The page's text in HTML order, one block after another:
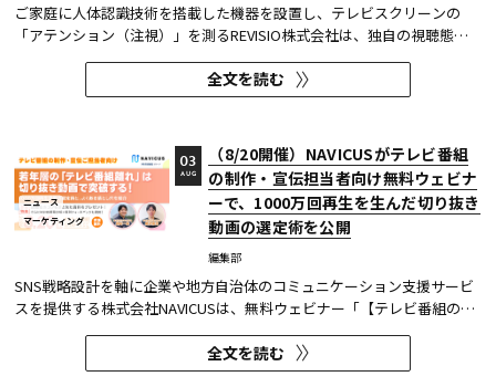
ご家庭に人体認識技術を搭載した機器を設置し、テレビスクリーンの
「アテンション（注視）」を測るREVISIO株式会社は、独自の視聴態勢
データを基に「社名変更」にまつわるCMを分析した結果を公開した。
分析結果の詳細は、お役立ち資料『定量データで分析! 「新社名」認知
を狙う！～ 社名変更CMを出稿タイミング×クリエイティブ5分類で徹...
全文を読む
ニュース
マーケティング
（8/20開催）NAVICUSがテレビ番組
の制作・宣伝担当者向け無料ウェビナ
ーで、1000万回再生を生んだ切り抜き
動画の選定術を公開
編集部
03
AUG
SNS戦略設計を軸に企業や地方自治体のコミュニケーション支援サービ
スを提供する株式会社NAVICUSは、無料ウェビナー「【テレビ番組の制
作・宣伝ご担当者向け】若年層の『テレビ番組離れ』は切り抜き動画で
突破する！1000万回再生連発の選定術と、よくある落とし穴を紹介」
を、2026年8月20日（木）に開催する。 同ウェビナーでは、TikTok・...
全文を読む